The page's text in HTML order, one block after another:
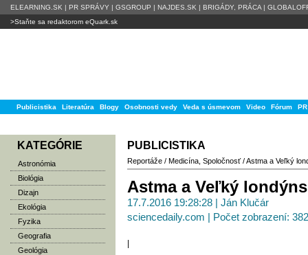
ELEARNING.SK | PR SPRÁVY | GSGROUP | NAJDES.SK | BRIGÁDY, PRÁCA |
>Staňte sa redaktorom eQuark.sk
Publicistika Literatúra Blogy Osobnosti vedy Veda s úsmevom Video Fórum
KATEGÓRIE
Astronómia
Biológia
Dizajn
Ekológia
Fyzika
Geografia
Geológia
PUBLICISTIKA
Reportáže / Medicína Spoločnosť/Astma a Veľký
Astma a Veľký
17.7.2016 19:28:28 | Ján Klučár
sciencedaily.com | Počet zobrazení: